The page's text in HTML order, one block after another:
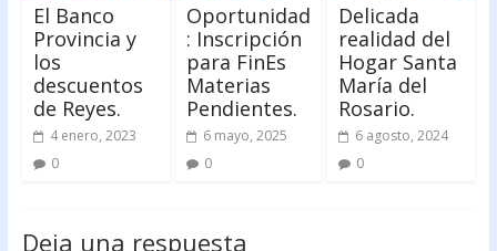
El Banco
Provincia y
los
descuentos
de Reyes.
4 enero, 2023
0
Oportunidad
: Inscripción
para FinEs
Materias
Pendientes.
6 mayo, 2025
0
Delicada
realidad del
Hogar Santa
María del
Rosario.
6 agosto, 2024
0
Deja una respuesta